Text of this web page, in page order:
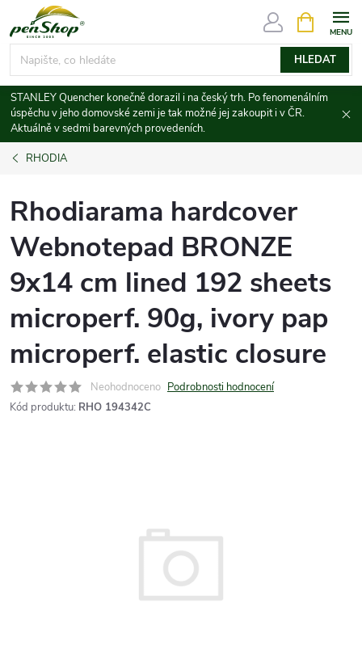
na
obsah
HLEDAT
NÁKUPNÍ
KOŠÍK
STANLEY Quencher konečně dorazil i na český trh. Po fenomenálním
úspěchu v jeho domovské zemi je tak možné jej zakoupit i v ČR.
Aktuálně v sedmi barevných provedeních.
RHODIA
Rhodiarama hardcover
Webnotepad BRONZE
9x14 cm lined 192 sheets
microperf. 90g, ivory pap
microperf. elastic closure
Neohodnoceno Podrobnosti hodnocení
Kód produktu: RHO 194342C